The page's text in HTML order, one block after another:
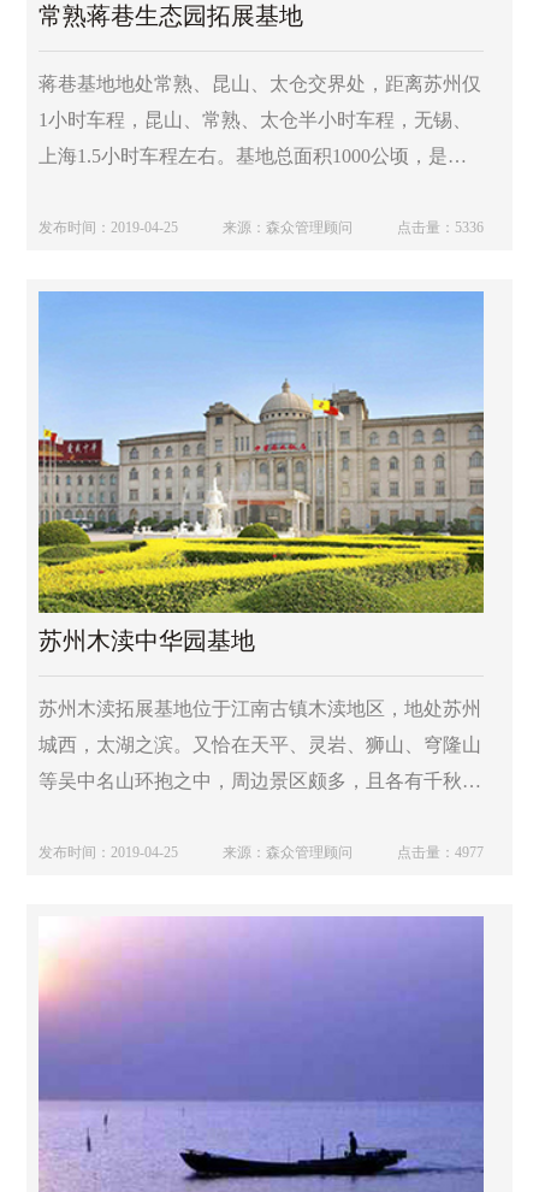
常熟蒋巷生态园拓展基地
蒋巷基地地处常熟、昆山、太仓交界处，距离苏州仅
1小时车程，昆山、常熟、太仓半小时车程，无锡、
上海1.5小时车程左右。基地总面积1000公顷，是江
托蒋巷生态园的自然景观，环境优美，乡土气息浓
发布时间：2019-04-25 来源：森众管理顾问 点击量：5336
苏州木渎中华园基地
苏州木渎拓展基地位于江南古镇木渎地区，地处苏州
城西，太湖之滨。又恰在天平、灵岩、狮山、穹隆山
等吴中名山环抱之中，周边景区颇多，且各有千秋。
车程，距离洞庭东西山仅30分钟车程。
发布时间：2019-04-25 来源：森众管理顾问 点击量：4977